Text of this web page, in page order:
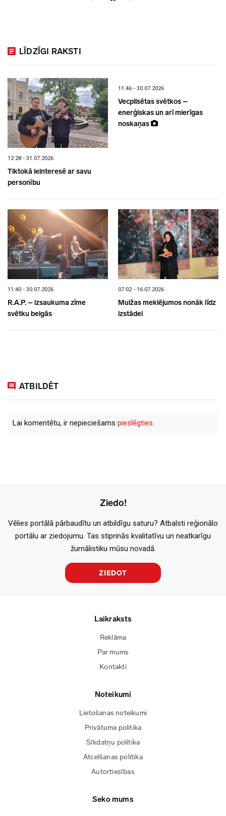
LĪDZĪGI RAKSTI
12:28 - 31.07.2026
Tiktokā ieinteresē ar savu
personību
11:46 - 30.07.2026
Vecpilsētas svētkos –
enerģiskas un arī mierīgas
noskaņas
11:40 - 30.07.2026
R.A.P. – izsaukuma zīme
svētku beigās
07:02 - 16.07.2026
Muižas meklējumos nonāk līdz
izstādei
ATBILDĒT
Lai komentētu, ir nepieciešams pieslēgties.
Ziedo!
Vēlies portālā pārbaudītu un atbildīgu saturu? Atbalsti reģionālo
portālu ar ziedojumu. Tas stiprinās kvalitatīvu un neatkarīgu
žurnālistiku mūsu novadā.
ZIEDOT
Laikraksts
Reklāma
Par mums
Kontakti
Noteikumi
Lietošanas noteikumi
Privātuma politika
Sīkdatņu politika
Atcelšanas politika
Autortiesības
Seko mums